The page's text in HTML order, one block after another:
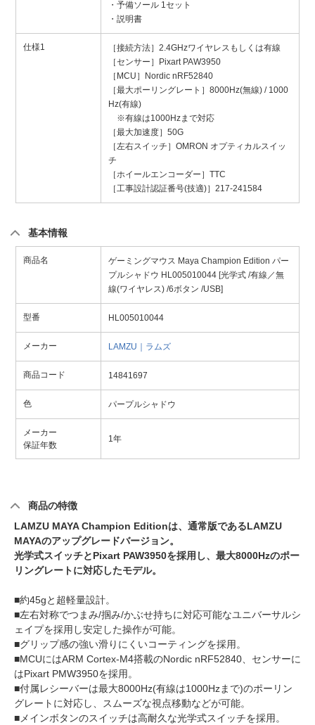
・予備ソール 1セット
・説明書
仕様1
［接続方法］2.4GHzワイヤレスもしくは有線
［センサー］Pixart PAW3950
［MCU］Nordic nRF52840
［最大ポーリングレート］8000Hz(無線) / 1000
Hz(有線)
※有線は1000Hzまで対応
［最大加速度］50G
［左右スイッチ］OMRON オプティカルスイッ
チ
［ホイールエンコーダー］TTC
［工事設計認証番号(技適)］217-241584
基本情報
商品名
ゲーミングマウス Maya Champion Edition パー
プルシャドウ HL005010044 [光学式 /有線／無
線(ワイヤレス) /6ボタン /USB]
型番 HL005010044
メーカー LAMZU｜ラムズ
商品コード 14841697
色 パープルシャドウ
メーカー
保証年数
1年
商品の特徴
LAMZU MAYA Champion Editionは、通常版であるLAMZU
MAYAのアップグレードバージョン。
光学式スイッチとPixart PAW3950を採用し、最大8000Hzのポー
リングレートに対応したモデル。
■約45gと超軽量設計。
■左右対称でつまみ/掴み/かぶせ持ちに対応可能なユニバーサルシ
ェイプを採用し安定した操作が可能。
■グリップ感の強い滑りにくいコーティングを採用。
■MCUにはARM Cortex-M4搭載のNordic nRF52840、センサーに
はPixart PMW3950を採用。
■付属レシーバーは最大8000Hz(有線は1000Hzまで)のポーリン
グレートに対応し、スムーズな視点移動などが可能。
■メインボタンのスイッチは高耐久な光学式スイッチを採用。